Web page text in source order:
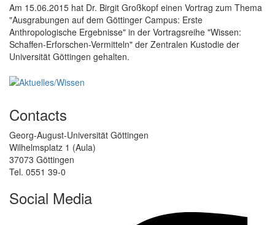
Am 15.06.2015 hat Dr. Birgit Großkopf einen Vortrag zum Thema
"Ausgrabungen auf dem Göttinger Campus: Erste
Anthropologische Ergebnisse" in der Vortragsreihe "Wissen:
Schaffen-Erforschen-Vermitteln" der Zentralen Kustodie der
Universität Göttingen gehalten.
Contacts
Georg-August-Universität Göttingen
Wilhelmsplatz 1 (Aula)
37073 Göttingen
Tel. 0551 39-0
Social Media